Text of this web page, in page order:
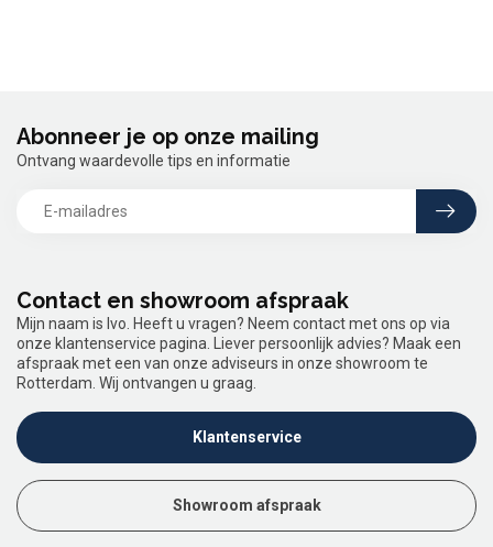
Contact en showroom afspraak
Mijn naam is Ivo. Heeft u vragen? Neem contact met ons op via
onze klantenservice pagina. Liever persoonlijk advies? Maak een
afspraak met een van onze adviseurs in onze showroom te
Rotterdam. Wij ontvangen u graag.
Klantenservice
Showroom afspraak
Abonneer je op onze mailing
Ontvang waardevolle tips en informatie